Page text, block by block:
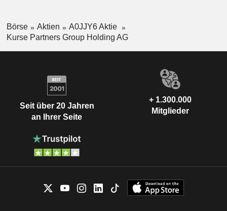
Börse Aktien
A0JJY6 Aktie
Kurse Partners Group Holding AG
Seit über 20 Jahren
an Ihrer Seite
+ 1.300.000
Mitglieder